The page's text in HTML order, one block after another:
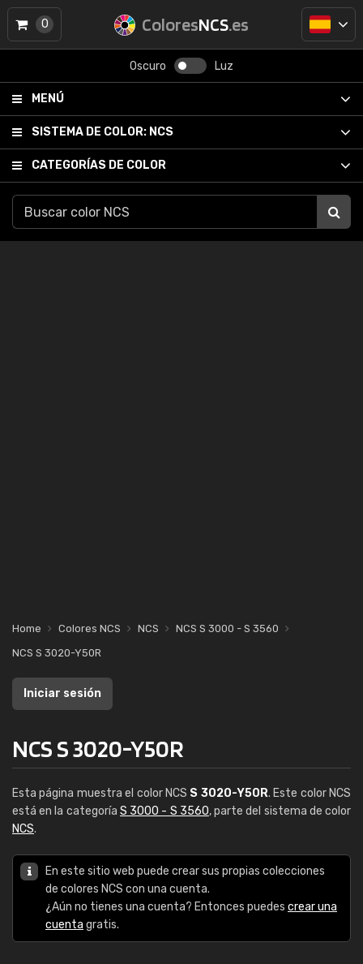
ColoresNCS.es
Oscuro Luz
MENÚ
SISTEMA DE COLOR: NCS
CATEGORÍAS DE COLOR
0
Home Colores NCS NCS
NCS S 3000 - S 3560
NCS S 3020-Y50R
Iniciar sesión
NCS S 3020-Y50R
Esta página muestra el color NCS S 3020-Y50R. Este color NCS
está en la categoría S 3000 - S 3560, parte del sistema de color
NCS.
En este sitio web puede crear sus propias colecciones
de colores NCS con una cuenta.
¿Aún no tienes una cuenta? Entonces puedes crear una
cuenta gratis.